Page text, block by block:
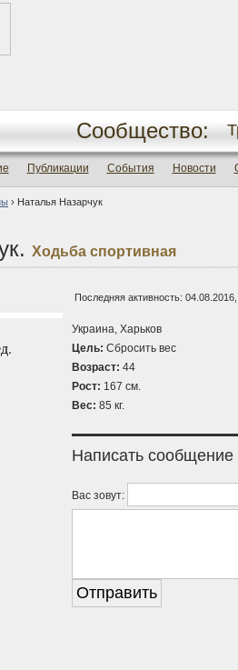
Сообщество:
Публикации События Новости
› Наталья Назарчук
Ходьба спортивная
Последняя активность:
Украина, Харьков
Цель: Сбросить вес
Возраст: 44
Рост: 167 см.
Вес: 85 кг.
Написать сообщение
Вас зовут: